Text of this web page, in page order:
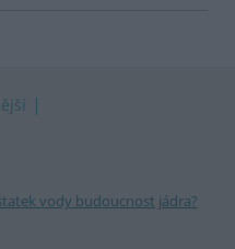
vody budoucnost jádra?